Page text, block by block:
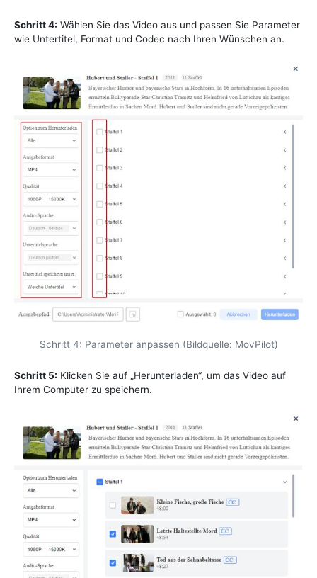
Schritt 4: Wählen Sie das Video aus und passen Sie Parameter
wie Untertitel, Format und Codec nach Ihren Wünschen an.
Schritt 4: Parameter anpassen (Bildquelle: MovPilot)
Schritt 5: Klicken Sie auf „Herunterladen“, um das Video auf
Ihrem Computer zu speichern.